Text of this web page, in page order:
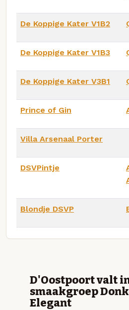
De Koppige Kater V1B2
De Koppige Kater V1B3
De Koppige Kater V3B1
Prince of Gin
Villa Arsenaal Porter
DSVPintje
Blondje DSVP
D'Oostpoort valt
smaakgroep
Elegant